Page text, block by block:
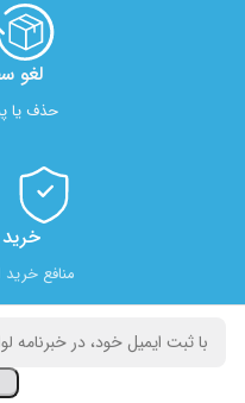
لغو
حذف یا
خرید 100% ایمن
منافع خرید